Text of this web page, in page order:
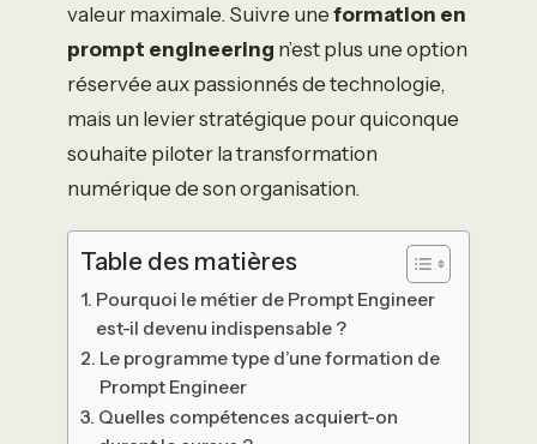
valeur maximale. Suivre une formation en
prompt engineering n’est plus une option
réservée aux passionnés de technologie,
mais un levier stratégique pour quiconque
souhaite piloter la transformation
numérique de son organisation.
Table des matières
Pourquoi le métier de Prompt Engineer
est-il devenu indispensable ?
Le programme type d’une formation de
Prompt Engineer
Quelles compétences acquiert-on